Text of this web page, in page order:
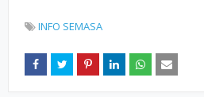
INFO SEMASA